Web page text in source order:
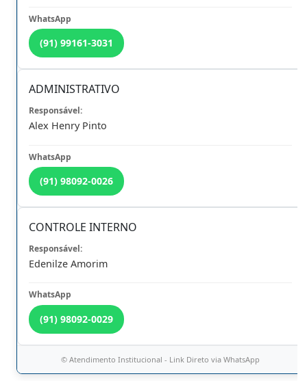
DOS CONTADORES COM O NOVO
DA NFS-e EM BELÉM
Ver Todos
Eventos ePalestras
AGO
MAIS EVENTOS CERTIFICADOS LIVES ANTERIORES
ÚltimasNotícias
RECEITA FEDERAL CONVIDA PROFISSIONAIS DA CONTABILIDADE A
PARTICIPAREM DE PESQUISA DE INTEGRIDADE
03/07/2026 11:30h
CRCPA REALIZA MAIS UMA EDIÇÃO DO SUMMIT CONTÁBIL DE GESTÃO
(91) 99161-3031
ADMINISTRATIVO
Alex Henry Pinto
(91) 98092-0026
CONTROLE INTERNO
Edenilze Amorim
(91) 98092-0029
© Atendimento Institucional - Link Direto via WhatsApp